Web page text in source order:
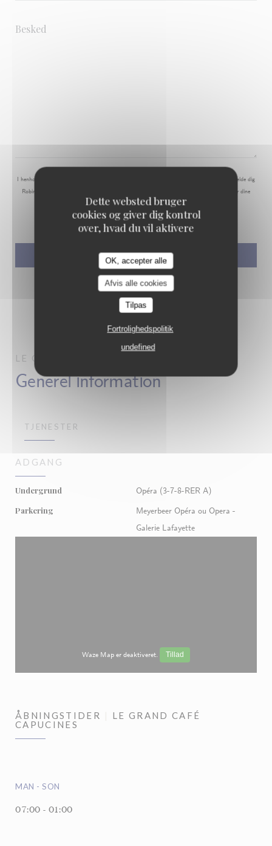
Dette websted bruger
cookies og giver dig kontrol
over, hvad du vil aktivere
OK, accepter alle
Afvis alle cookies
Tilpas
Fortrolighedspolitik
undefined
I henhold til markedsføringsloven kan du frabede dig uopfordrede henvendelser ved at tilmelde dig
Robinsonlisten:
. For mere information om hvordan vi behandler dine
data, se voresprivatlivspolitik.
LE GRAND CAFÉ CAPUCINES
Generel information
TJENESTER
ADGANG
Undergrund Opéra (3-7-8-RER A)
Parkering
Meyerbeer Opéra ou Opera -
Galerie Lafayette
Waze Map er deaktiveret. Tillad
ÅBNINGSTIDER
LE GRAND CAFÉ
CAPUCINES
MAN - SON
07:00 - 01:00